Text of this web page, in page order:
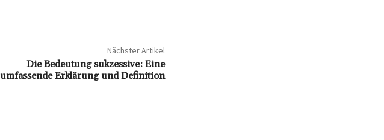
Nächster Artikel
Die Bedeutung sukzessive: Eine
umfassende Erklärung und Definition